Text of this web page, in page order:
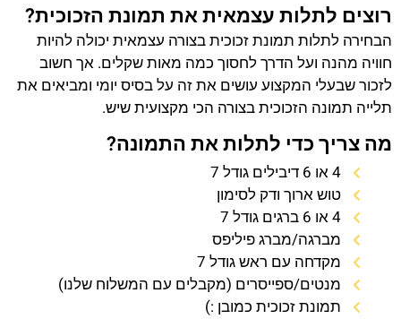
רוצים לתלות עצמאית את תמונת הזכוכית?
הבחירה לתלות תמונת זכוכית בצורה עצמאית יכולה להיות
חוויה מהנה ועל הדרך לחסוך כמה מאות שקלים. אך חשוב
לזכור שבעלי המקצוע עושים את זה על בסיס יומי ומביאים את
תלייה תמונה הזכוכית בצורה הכי מקצועית שיש.
מה צריך כדי לתלות את התמונה?
4 או 6 דיבילים גודל 7
טוש ארוך ודק לסימון
4 או 6 ברגים גודל 7
מברגה/מברג פיליפס
מקדחה עם ראש גודל 7
מנטים/ספייסרים (מקבלים עם המשלוח שלנו)
תמונת זכוכית כמובן :)